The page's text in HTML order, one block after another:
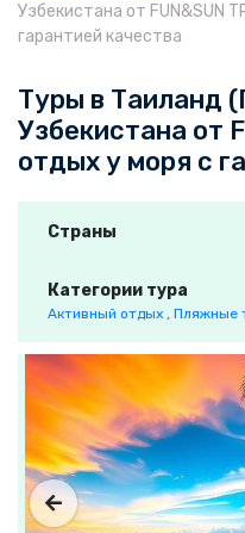
Узбекистана от FUN&SUN
гарантией качества
Туры в Таиланд
Узбекистана от
отдых у моря с
Страны
Категории тура
Активный отдых , Пляжные